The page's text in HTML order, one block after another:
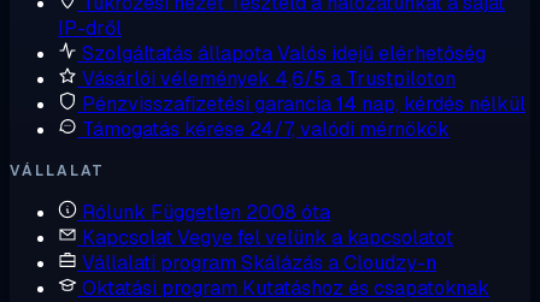
IP-dről
Szolgáltatás állapotaValós idejű elérhetőség
Vásárlói vélemények 4,6/5 a Trustpiloton
Pénzvisszafizetési garancia14 nap, kérdés nélkül
Támogatás kérése 24/7, valódi mérnökök
VÁLLALAT
Rólunk Független 2008 óta
KapcsolatVegye fel velünk a kapcsolatot
Vállalati program Skálázás a Cloudzy-n
Oktatási program Kutatáshoz és csapatoknak